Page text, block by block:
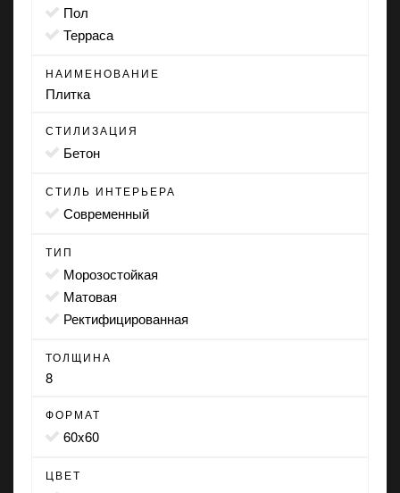
пол
терраса
НАИМЕНОВАНИЕ
Плитка
СТИЛИЗАЦИЯ
бетон
СТИЛЬ ИНТЕРЬЕРА
современный
ТИП
морозостойкая
матовая
ректифицированная
ТОЛЩИНА
8
ФОРМАТ
60x60
ЦВЕТ